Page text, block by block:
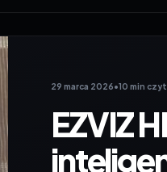
29 marca 2026•10 min
EZVIZ